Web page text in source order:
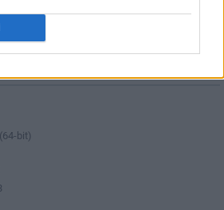
aplicación en Filehorse? (
información)
bit)